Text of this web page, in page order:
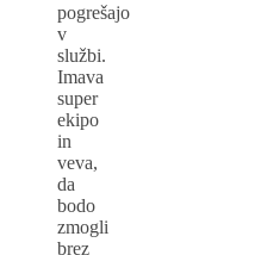
pogrešajo
v
službi.
Imava
super
ekipo
in
veva,
da
bodo
zmogli
brez